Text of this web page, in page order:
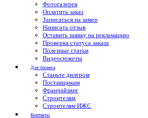
Фотогалерея
Оплатить заказ
Записаться на замер
Написать отзыв
Оставить заявку на рекламацию
Проверка статуса заказа
Полезные статьи
Видеосюжеты
Для бизнеса
Станьте дилером
Поставщикам
Франчайзинг
Строителям
Строителям ИЖС
Контакты